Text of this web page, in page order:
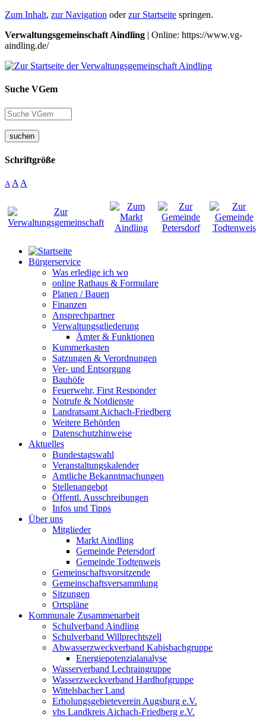
Zum Inhalt, zur Navigation oderzur Startseite springen.
Verwaltungsgemeinschaft Aindling | Online: https://www.vg-
aindling.de/
Suche VGem
suchen
Schriftgröße
A A A
Bürgerservice
Was erledige ich wo
online Rathaus & Formulare
Planen / Bauen
Finanzen
Ansprechpartner
Verwaltungsgliederung
Ämter & Funktionen
Kummerkasten
Satzungen & Verordnungen
Ver- und Entsorgung
Bauhöfe
Feuerwehr, First Responder
Notrufe & Notdienste
Landratsamt Aichach-Friedberg
Weitere Behörden
Datenschutzhinweise
Aktuelles
Bundestagswahl
Veranstaltungskalender
Amtliche Bekanntmachungen
Stellenangebot
Öffentl. Ausschreibungen
Infos und Tipps
Über uns
Mitglieder
Markt Aindling
Gemeinde Petersdorf
Gemeinde Todtenweis
Gemeinschaftsvorsitzende
Gemeinschaftsversammlung
Sitzungen
Ortspläne
Kommunale Zusammenarbeit
Schulverband Aindling
Schulverband Willprechtszell
Abwasserzweckverband Kabisbachgruppe
Energiepotenzialanalyse
Wasserverband Lechraingruppe
Wasserzweckverband Hardhofgruppe
Wittelsbacher Land
Erholungsgebieteverein Augsburg e.V.
vhs Landkreis Aichach-Friedberg e.V.